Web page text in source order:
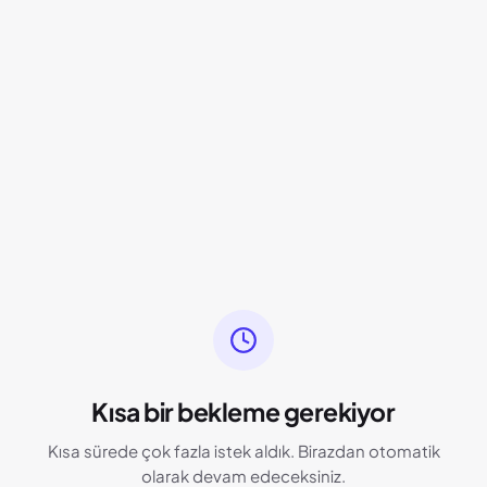
Kısa bir bekleme gerekiyor
Kısa sürede çok fazla istek aldık. Birazdan otomatik
olarak devam edeceksiniz.